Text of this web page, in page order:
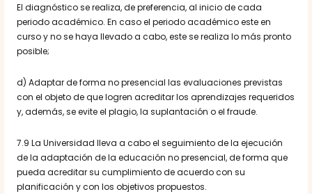
El diagnóstico se realiza, de preferencia, al inicio de cada
periodo académico. En caso el periodo académico este en
curso y no se haya llevado a cabo, este se realiza lo más pronto
posible;
d) Adaptar de forma no presencial las evaluaciones previstas
con el objeto de que logren acreditar los aprendizajes requeridos
y, además, se evite el plagio, la suplantación o el fraude.
7.9 La Universidad lleva a cabo el seguimiento de la ejecución
de la adaptación de la educación no presencial, de forma que
pueda acreditar su cumplimiento de acuerdo con su
planificación y con los objetivos propuestos.